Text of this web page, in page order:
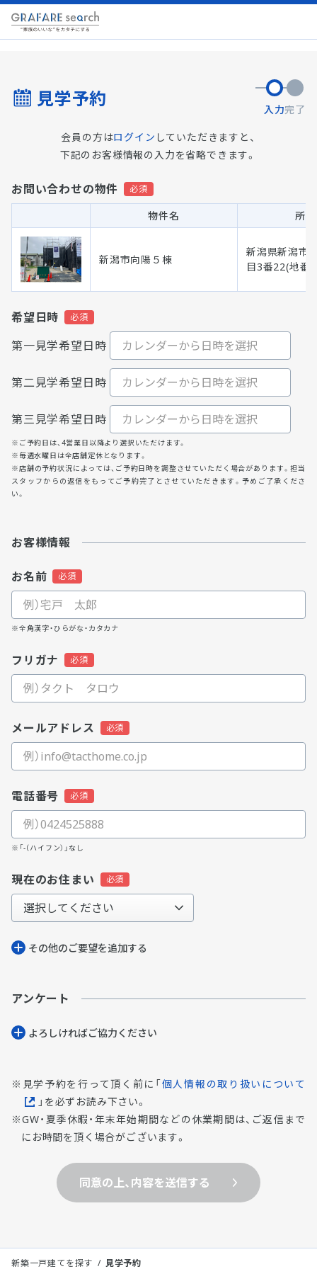
見学予約 入力完了
会員の方はログイン していただきますと、
下記のお客様情報の入力を省略できます。
お問い合わせの物件
物件名 所
新潟市向陽５棟
新潟県新潟市
目3番22(地番)
希望日時
第一見学希望日時
第二見学希望日時
第三見学希望日時
※ご予約日は、4営業日以降より選択いただけます。
※毎週水曜日は全店舗定休となります。
※店舗の予約状況によっては、ご予約日時を調整させていただく場合があります。担当
スタッフからの返信をもってご予約完了とさせていただきます。予めご了承くださ
い。
お客様情報
お名前
※全角漢字・ひらがな・カタカナ
フリガナ
メールアドレス
電話番号
※「-（ハイフン）」なし
現在のお住まい
その他のご要望を追加する
アンケート
よろしければご協⼒ください
見学予約を行って頂く前に「個人情報の取り扱いについて
」を必ずお読み下さい。
GW・夏季休暇・年末年始期間などの休業期間は、ご返信まで
にお時間を頂く場合がございます。
同意の上、内容を送信する
新築一戸建てを探す 見学予約